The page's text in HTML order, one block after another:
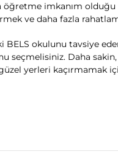
öğretme imkanım
ve daha fazla
BELS okulunu tavsiye
seçmelisiniz. Daha
yerleri kaçırmamak